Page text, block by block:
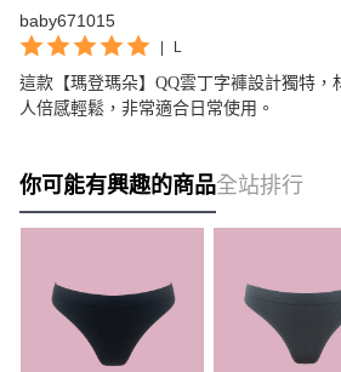
baby671015
L
這款【瑪登瑪朵】QQ雲丁字褲設計獨特，
人倍感輕鬆，非常適合日常使用。
你可能有興趣的商品全站排行